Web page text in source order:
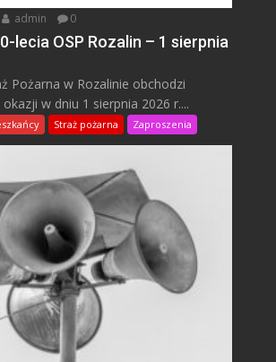
admin 0
lecia OSP Rozalin – 1 sierpnia
Pożarna w Rozalinie obchodzi
okazji w dniu 1 sierpnia 2026 r....
Straż pożarna Zaproszenia